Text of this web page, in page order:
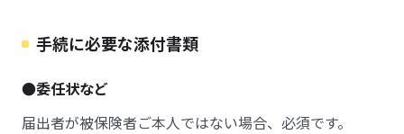
手続に必要な添付書類
●委任状など
届出者が被保険者ご本人ではない場合、必須です。